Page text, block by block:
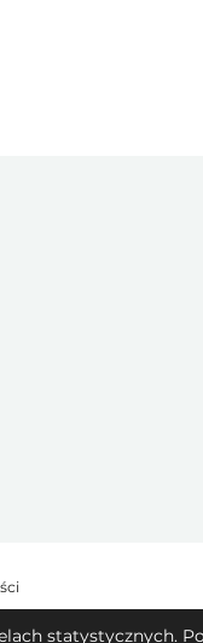
statystycznych.